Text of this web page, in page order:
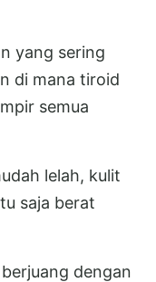
yang sering
di mana tiroid
semua
lelah, kulit
saja berat
dengan